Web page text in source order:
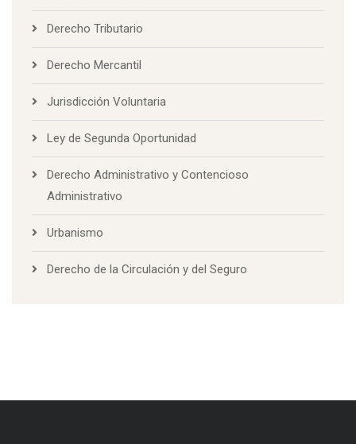
Derecho Tributario
Derecho Mercantil
Jurisdicción Voluntaria
Ley de Segunda Oportunidad
Derecho Administrativo y Contencioso
Administrativo
Urbanismo
Derecho de la Circulación y del Seguro